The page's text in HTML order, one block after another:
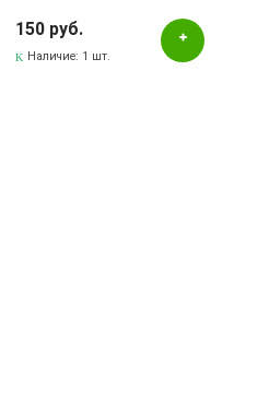
150 руб.
Наличие: 1 шт.